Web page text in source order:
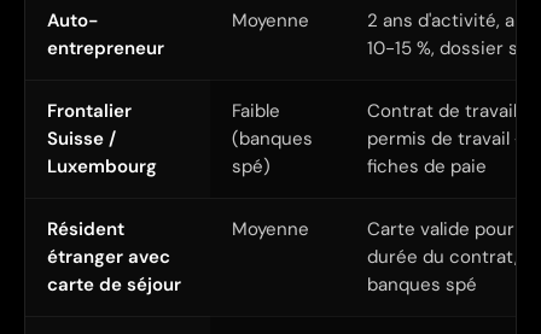
Auto-
entrepreneur
Moyenne
2 ans d'activité,
10-15 %, dossier
Frontalier
Suisse /
Luxembourg
Faible
(banques
spé)
Contrat de travail +
permis de travail + 3
fiches de paie
Résident
étranger avec
carte de séjour
Moyenne
Carte valide pour la
durée du contrat,
banques spé